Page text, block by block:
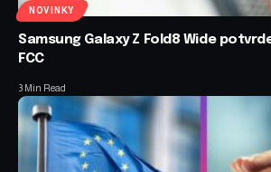
NOVINKY
Samsung Galaxy Z Fold8 Wide
FCC
3 Min Read